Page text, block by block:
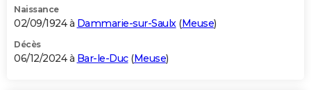
Naissance
02/09/1924 à Dammarie-sur-Saulx(Meuse)
Décès
06/12/2024 à Bar-le-Duc(Meuse)